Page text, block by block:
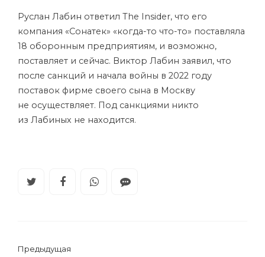
Руслан Лабин ответил The Insider, что его
компания «Сонатек» «когда-то что-то» поставляла
18 оборонным предприятиям, и возможно,
поставляет и сейчас. Виктор Лабин заявил, что
после санкций и начала войны в 2022 году
поставок фирме своего сына в Москву
не осуществляет. Под санкциями никто
из Лабиных не находится.
Предыдущая